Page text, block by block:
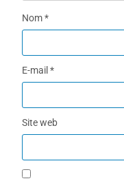
Nom*
E-mail*
Site web